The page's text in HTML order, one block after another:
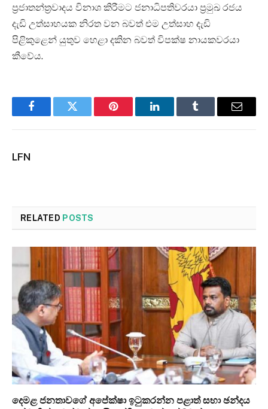
ප්‍රජාතන්ත්‍රවාදය විනාශ කිරීමට ජනාධිපතිවරයා ප්‍රමුඛ රජය
දැඩි උත්සාහයක නිරත වන බවත් එම උත්සාහ දැඩි
පිළිකුළෙන් යුතුව හෙළා දකින බවත් විපක්ෂ නායකවරයා
කීවේය.
FacebookTwitter Pinterest LinkedInTumblr Email
LFN
RELATED POSTS
දෙමළ ජනතාවගේ අපේක්ෂා ඉටුකරන්න පළාත් සභා ඡන්දය